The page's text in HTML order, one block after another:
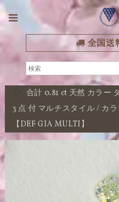
全国送
合計 0.81 ct 天然 カラー
3 点 付 マルチスタイル / カ
【DEF GIA MULTI】